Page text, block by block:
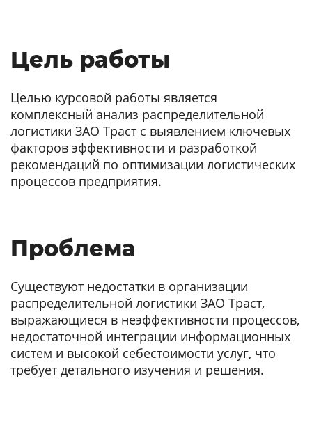
Цель работы
Целью курсовой работы является
комплексный анализ распределительной
логистики ЗАО Траст с выявлением ключевых
факторов эффективности и разработкой
рекомендаций по оптимизации логистических
процессов предприятия.
Проблема
Существуют недостатки в организации
распределительной логистики ЗАО Траст,
выражающиеся в неэффективности процессов,
недостаточной интеграции информационных
систем и высокой себестоимости услуг, что
требует детального изучения и решения.